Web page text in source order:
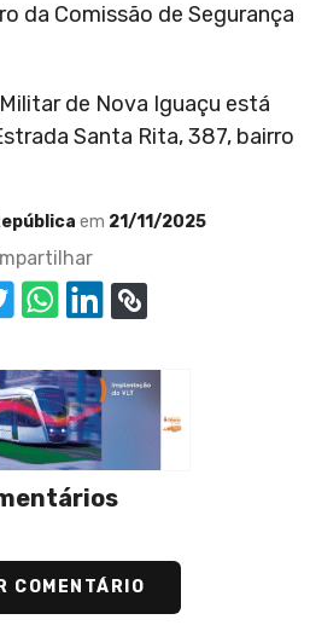
da Comissão de Segurança
de Nova Iguaçu está
Santa Rita, 387, bairro
em 21/11/2025
COMENTÁRIO